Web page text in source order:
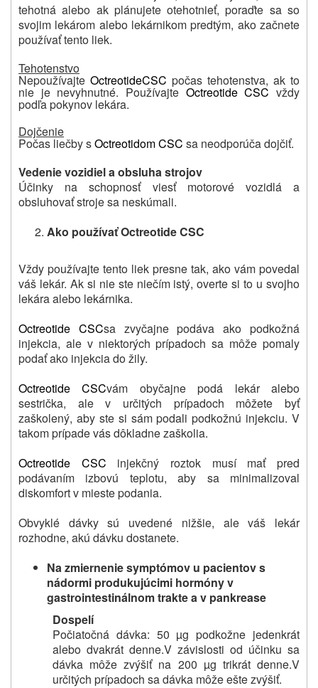
tehotná alebo ak plánujete otehotnieť, poraďte sa so
svojim lekárom alebo lekárnikom predtým, ako začnete
používať tento liek.
Tehotenstvo
Nepoužívajte OctreotideCSC počas tehotenstva, ak to
nie je nevyhnutné. Používajte Octreotide CSC vždy
podľa pokynov lekára.
Dojčenie
Počas liečby sOctreotidom CSC sa neodporúča dojčiť.
Vedenie vozidiel a obsluha strojov
Účinky na schopnosť viesť motorové vozidlá a
obsluhovať stroje sa neskúmali.
Ako používať Octreotide CSC
Vždy používajte tento liek presne tak, ako vám povedal
váš lekár. Ak si nie ste niečím istý, overte si to u svojho
lekára alebo lekárnika.
Octreotide CSCsa zvyčajne podáva ako podkožná
injekcia, ale v niektorých prípadoch sa môže pomaly
podať ako injekcia do žily.
Octreotide CSCvám obyčajne podá lekár alebo
sestrička, ale v určitých prípadoch môžete byť
zaškolený, aby ste si sám podali podkožnú injekciu. V
takom prípade vás dôkladne zaškolia.
Octreotide CSC
injekčný roztok musí mať pred
podávaním izbovú teplotu, aby sa minimalizoval
diskomfort v mieste podania.
Obvyklé dávky sú uvedené nižšie, ale váš lekár
rozhodne, akú dávku dostanete.
Na zmiernenie symptómov u pacientov s
nádormi produkujúcimi hormóny v
gastrointestinálnom trakte a v pankrease
Dospelí
Počiatočná dávka: 50 µg podkožne jedenkrát
alebo dvakrát denne.V závislosti od účinku sa
dávka môže zvýšiť na 200 µg trikrát denne.V
určitých prípadoch sa dávka môže ešte zvýšiť.